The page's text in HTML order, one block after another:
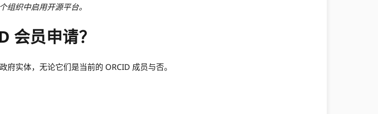
组织中启用开源平台。
会员申请？
实体，无论它们是当前的 ORCID 成员与否。